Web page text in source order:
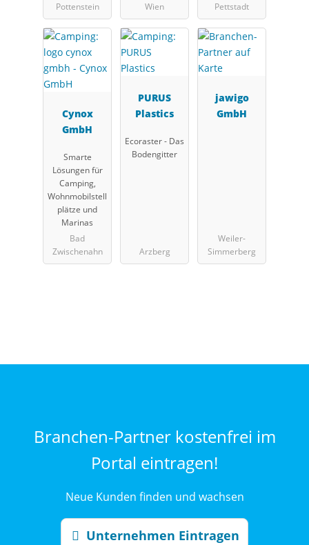
Pottenstein
Wien
Pettstadt
Cynox
GmbH
Smarte
Lösungen für
Camping,
Wohnmobilstell
plätze und
Marinas
Bad
Zwischenahn
PURUS
Plastics
Ecoraster - Das
Bodengitter
Arzberg
jawigo
GmbH
Weiler-
Simmerberg
Branchen-Partner kostenfrei im
Portal eintragen!
Neue Kunden finden und wachsen
Unternehmen Eintragen